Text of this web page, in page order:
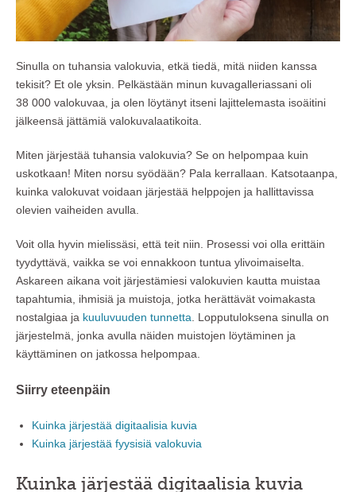
Sinulla on tuhansia valokuvia, etkä tiedä, mitä niiden kanssa
tekisit? Et ole yksin. Pelkästään minun kuvagalleriassani oli
38 000 valokuvaa, ja olen löytänyt itseni lajittelemasta isoäitini
jälkeensä jättämiä valokuvalaatikoita.
Miten järjestää tuhansia valokuvia? Se on helpompaa kuin
uskotkaan! Miten norsu syödään? Pala kerrallaan. Katsotaanpa,
kuinka valokuvat voidaan järjestää helppojen ja hallittavissa
olevien vaiheiden avulla.
Voit olla hyvin mielissäsi, että teit niin. Prosessi voi olla erittäin
tyydyttävä, vaikka se voi ennakkoon tuntua ylivoimaiselta.
Askareen aikana voit järjestämiesi valokuvien kautta muistaa
tapahtumia, ihmisiä ja muistoja, jotka herättävät voimakasta
nostalgiaa ja kuuluvuuden tunnetta . Lopputuloksena sinulla on
järjestelmä, jonka avulla näiden muistojen löytäminen ja
käyttäminen on jatkossa helpompaa.
Siirry eteenpäin
Kuinka järjestää digitaalisia kuvia
Kuinka järjestää fyysisiä valokuvia
Kuinka järjestää digitaalisia kuvia